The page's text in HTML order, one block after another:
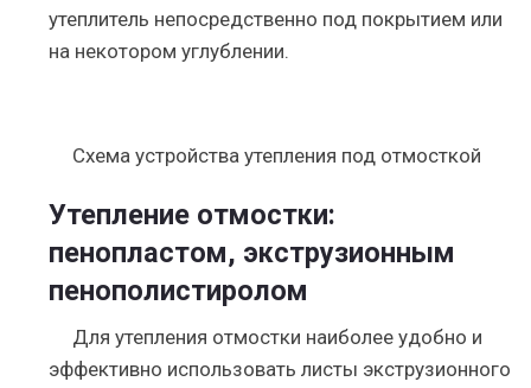
утеплитель непосредственно под покрытием или
на некотором углублении.
Схема устройства утепления под отмосткой
Утепление отмостки:
пенопластом, экструзионным
пенополистиролом
Для утепления отмостки наиболее удобно и
эффективно использовать листы экструзионного